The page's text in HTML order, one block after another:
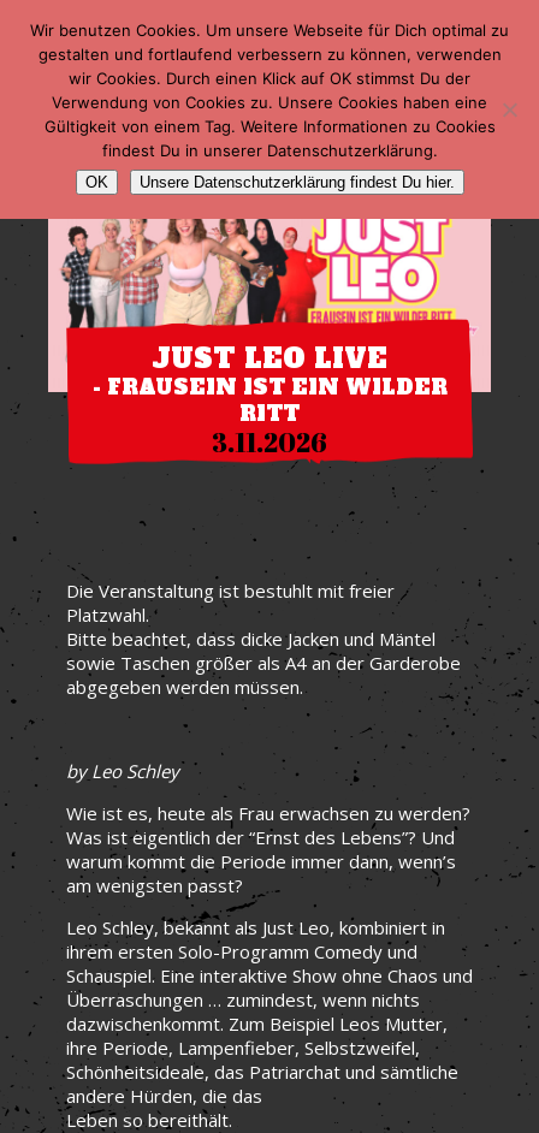
JUST LEO LIVE
- FRAUSEIN IST EIN WILDER
RITT
3.11.2026
Die Veranstaltung ist bestuhlt mit freier
Platzwahl.
Bitte beachtet, dass dicke Jacken und Mäntel
sowie Taschen größer als A4 an der Garderobe
abgegeben werden müssen.
by Leo Schley
Wie ist es, heute als Frau erwachsen zu werden?
Was ist eigentlich der “Ernst des Lebens”? Und
warum kommt die Periode immer dann, wenn’s
am wenigsten passt?
Leo Schley, bekannt als Just Leo, kombiniert in
ihrem ersten Solo-Programm Comedy und
Schauspiel. Eine interaktive Show ohne Chaos und
Überraschungen … zumindest, wenn nichts
dazwischenkommt. Zum Beispiel Leos Mutter,
ihre Periode, Lampenfieber, Selbstzweifel,
Schönheitsideale, das Patriarchat und sämtliche
andere Hürden, die das
Leben so bereithält.
Wir benutzen Cookies. Um unsere Webseite für Dich optimal zu
gestalten und fortlaufend verbessern zu können, verwenden
wir Cookies. Durch einen Klick auf OK stimmst Du der
Verwendung von Cookies zu. Unsere Cookies haben eine
Gültigkeit von einem Tag. Weitere Informationen zu Cookies
findest Du in unserer Datenschutzerklärung.
OK Unsere Datenschutzerklärung findest Du hier.